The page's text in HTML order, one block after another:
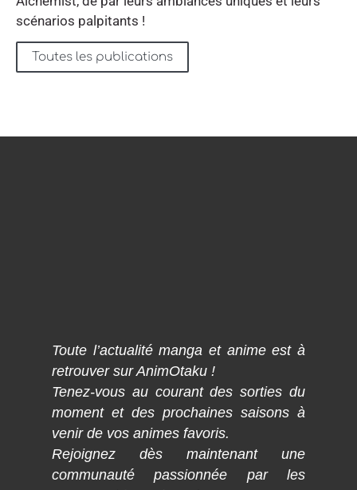
scénarios palpitants !
Toutes les publications
Toute l’actualité manga et anime est à
retrouver sur AnimOtaku !
Tenez-vous au courant des sorties du
moment et des prochaines saisons à
venir de vos animes favoris.
Rejoignez dès maintenant une
communauté passionnée par les